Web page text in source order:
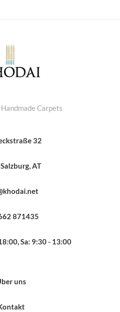
Carpets
32
AT
871435
Sa: 9:30 - 13:00
uns